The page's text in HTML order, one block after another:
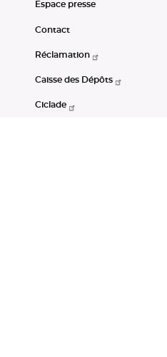
Espace presse
Contact
Réclamation
Caisse des Dépôts
Ciclade